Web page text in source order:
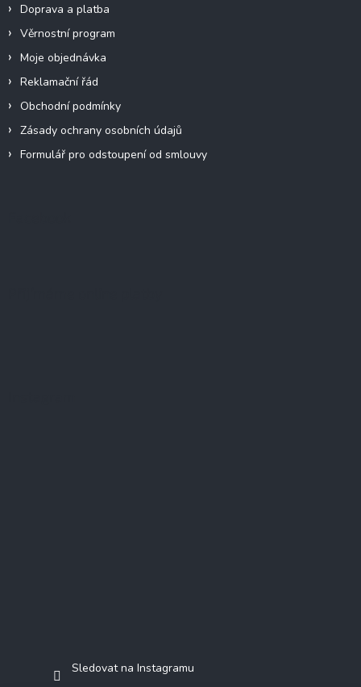
Doprava a platba
Věrnostní program
Moje objednávka
Reklamační řád
Obchodní podmínky
Zásady ochrany osobních údajů
Formulář pro odstoupení od smlouvy
Sledovat na Instagramu